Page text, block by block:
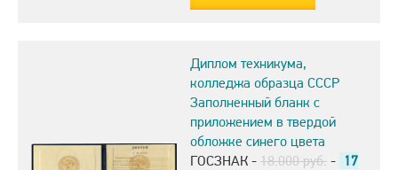
Диплом техникума,
колледжа образца СССР
Заполненный бланк с
приложением в твердой
обложке синего цвета
ГОСЗНАК - 18.000 руб. - 17